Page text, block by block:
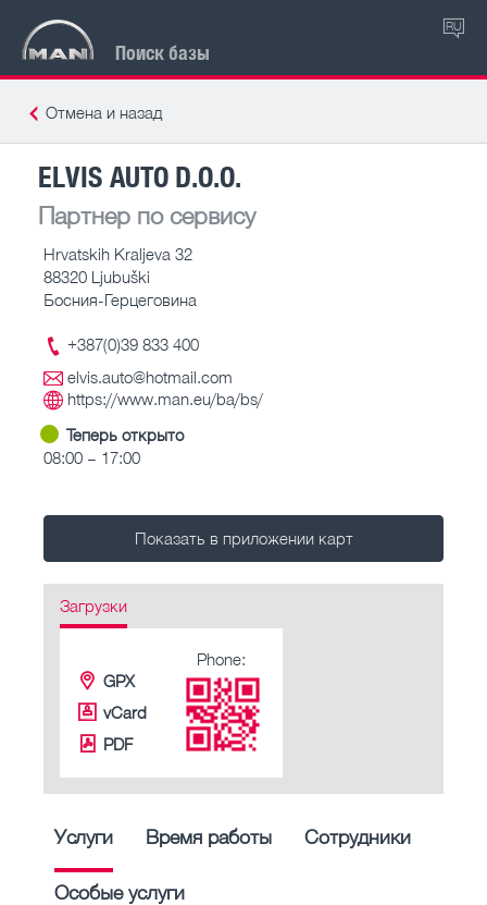
Поиск базы
RU
Отмена и назад
ELVIS AUTO D.O.O.
Партнер по сервису
Hrvatskih Kraljeva 32
88320 Ljubuški
Босния-Герцеговина
+387(0)39 833 400
elvis.auto@hotmail.com
https://www.man.eu/ba/bs/
Теперь открыто
08:00 – 17:00
Показать в приложении карт
Загрузки
GPX
vCard
PDF
Phone:
Услуги Время работы Сотрудники
Особые услуги